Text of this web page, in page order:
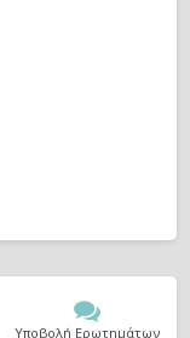
Υποβολή Ερωτημάτων